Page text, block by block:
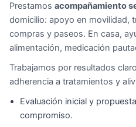
Prestamos acompañamiento
domicilio: apoyo en movilidad,
compras y paseos. En casa,
alimentación, medicación
Trabajamos por resultados
adherencia a tratamientos y
Evaluación inicial y
compromiso.